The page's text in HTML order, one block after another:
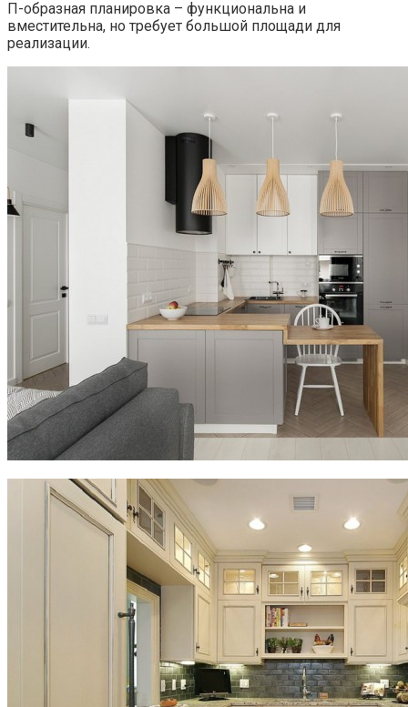
П-образная планировка – функциональна и
вместительна, но требует большой площади для
реализации.